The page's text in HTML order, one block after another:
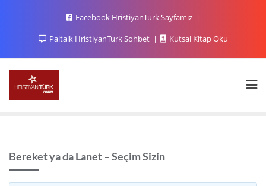
Facebook HristiyanTürk Sayfamız
Paltalk HristiyanTurk Sohbet
Kutsal Kitap Oku
Bereket ya da Lanet – Seçim Sizin